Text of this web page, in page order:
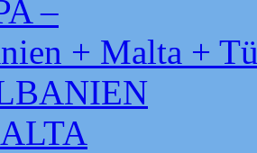
–
+ Malta +